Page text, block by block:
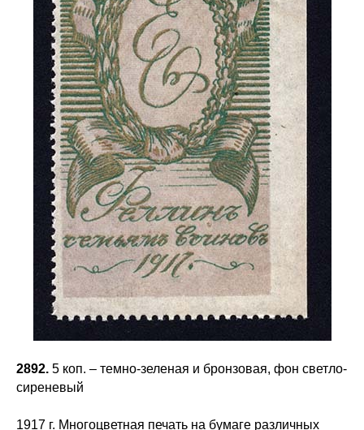
2892. 5 коп. – темно-зеленая и бронзовая, фон светло-
сиреневый
1917 г. Многоцветная печать на бумаге различных